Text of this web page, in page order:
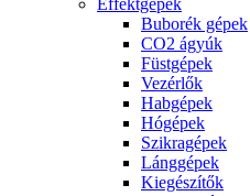
Effektgépek
Buborék gépek
CO2 ágyúk
Füstgépek
Vezérlők
Habgépek
Hógépek
Szikragépek
Lánggépek
Kiegészítők